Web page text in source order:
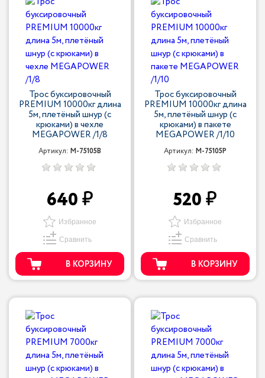
Трос буксировочный
PREMIUM 10000кг длина
5м, плетёный шнур (с
крюками) в чехле
MEGAPOWER /1/8
Артикул: M-75105B
640
Избранное
Сравнить
В КОРЗИНУ
Трос буксировочный
PREMIUM 10000кг длина
5м, плетёный шнур (с
крюками) в пакете
MEGAPOWER /1/10
Артикул: M-75105P
520
Избранное
Сравнить
В КОРЗИНУ